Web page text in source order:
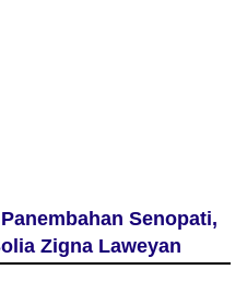
Senopati,
Zigna Laweyan